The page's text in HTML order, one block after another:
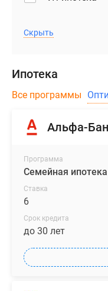
Скрыть
Ипотека
Все программы
Альфа-
Программа
Семейная ипотека
Ставка
6
Срок кредита
до 30 лет